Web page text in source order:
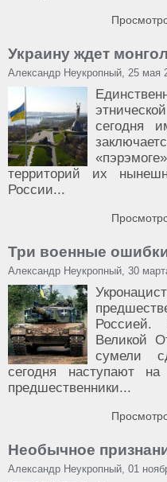
Украину ждет
Александр Неукропный, 25 мая
сегодня
территорий их
России...
Три военные
Александр Неукропный, 30
Великой
сумели
сегодня наступают
предшественники...
Необычное
Александр Неукропный, 01